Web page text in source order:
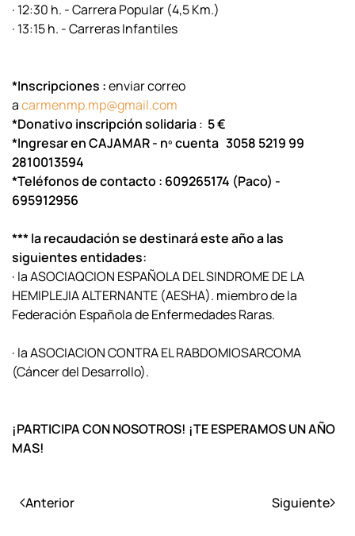
· 12:30 h. -Carrera Popular (4,5 Km.)
· 13:15 h. -Carreras Infantiles
*Inscripciones :enviar correo
acarmenmp.mp@gmail.com
*Donativo inscripción solidaria: 5 €
*Ingresar en CAJAMAR- nº cuenta 3058 5219 99
2810013594
*Teléfonos de contacto : 609265174 (Paco) -
695912956
*** la recaudación se destinará este año a las
siguientesentidades:
· la ASOCIAQCION ESPAÑOLA DEL SINDROME DE LA
HEMIPLEJIA ALTERNANTE (AESHA). miembro de la
Federación Española de Enfermedades Raras.
· la ASOCIACION CONTRA EL RABDOMIOSARCOMA
(Cáncer del Desarrollo).
¡PARTICIPA CON NOSOTROS! ¡TE ESPERAMOS UN AÑO
MAS!
Anterior Siguiente